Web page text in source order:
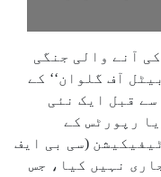
آنے والی جنگی
آف گلوان‘‘ کے
قبل ایک نئی
رپورٹس کے
(سی بی ایف
نہیں کیا، جس